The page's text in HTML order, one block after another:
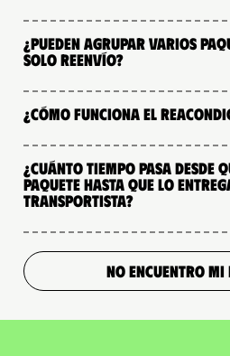
¿Pueden agrupar varios
solo reenvío?
¿Cómo funciona el
¿Cuánto tiempo pasa desde
paquete hasta que lo
transportista?
NO ENCUENTRO MI